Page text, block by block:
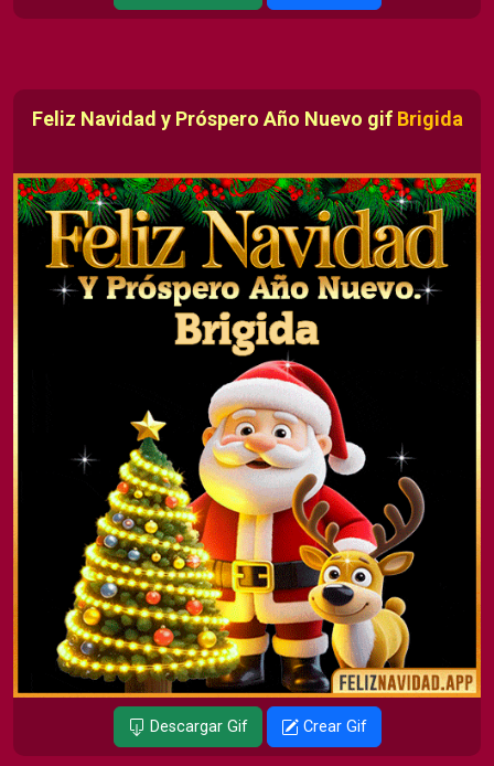
Feliz Navidad y Próspero Año Nuevo gif Brigida
Descargar Gif Crear Gif